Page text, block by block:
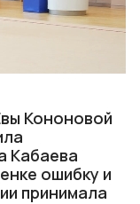
Кононовой
Кабаева
ошибку и
принимала